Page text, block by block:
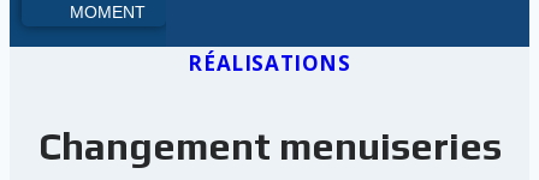
MOMENT
RÉALISATIONS
Changement menuiseries